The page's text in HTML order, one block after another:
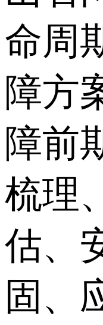
命周
障方
障前
梳理
估、
固、